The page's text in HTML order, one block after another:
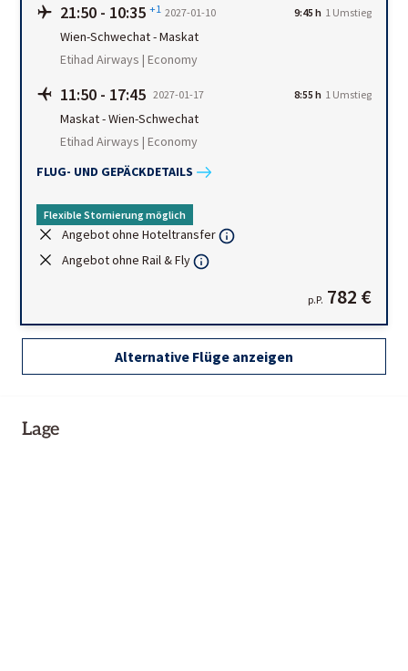
21:50 - 10:35 +1 2027-01-10 9:45 h 1 Umstieg
Wien-Schwechat-Maskat
Etihad Airways | Economy
11:50 - 17:45 2027-01-17 8:55 h 1 Umstieg
Maskat-Wien-Schwechat
Etihad Airways | Economy
FLUG- UND GEPÄCKDETAILS
Flexible Stornierung möglich
Angebot ohne Hoteltransfer
Angebot ohne Rail & Fly
p.P. 782 €
Alternative Flüge anzeigen
Lage